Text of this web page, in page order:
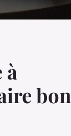
à
bon